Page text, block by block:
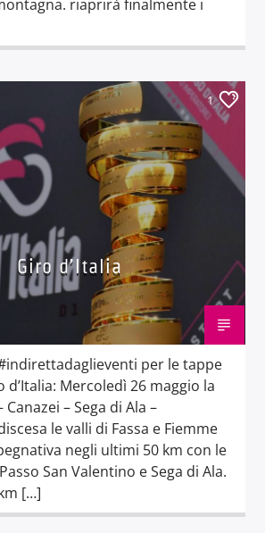
riaprirà finalmente i
1
Giro d’Italia
per le tappe
Mercoledì 26 maggio la
– Sega di Ala –
le valli di Fassa e Fiemme
negli ultimi 50 km con le
San Valentino e Sega di Ala.
[…]